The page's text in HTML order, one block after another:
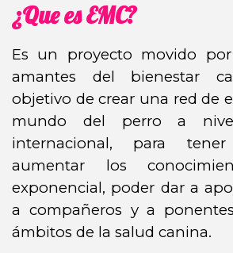
¿Que es EMC?
Es un proyecto movido
amantes del bienestar
objetivo de crear una red de
mundo del perro a
internacional, para
aumentar los
exponencial, poder dar a
a compañeros y a
ámbitos de la salud canina.